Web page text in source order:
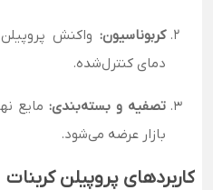
کربوناسیون:
دمای کنترل‌شده.
تصفیه و بسته‌بندی:مایع
بازار عرضه می‌شود.
کاربردهای پروپیلن کربنات